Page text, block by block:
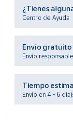
Ayuda
Centro
de ayuda
Contacto
¿Tienes
Centro de Ayuda
Envío gratuito
Envío
Tiempo
Envío en 4 - 6